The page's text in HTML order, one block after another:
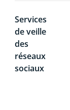
Services
de veille
des
réseaux
sociaux